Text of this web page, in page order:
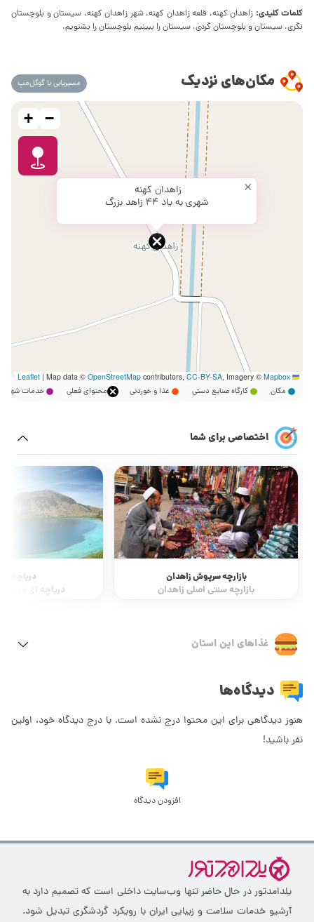
کلمات کلیدی: زاهدان کهنه، قلعه زاهدان کهنه، شهر زاهدان کهنه، سیستان و بلوچستان
نگری، سیستان و بلوچستان گردی، سیستان را ببینیم بلوچستان را بشنویم،
مکان‌های نزدیک مسیریابی با گوگل‌مپ
زاهدان کهنه
شهری به یاد 44 زاهد بزرگ
×
+ −
Leaflet
| Map data © OpenStreetMapcontributors, CC-BY-SA, Imagery © Mapbox
مکان کارگاه صنایع دستی غذا و خوردنی محتوای فعلی خدمات
اختصاصی برای شما
بازارچه سرپوش زاهدان
بازارچه سنتی اصلی زاهدان
دریاچه سر
دریاچه ای در
غذاهای این استان
دیدگاه‌ها
هنوز دیدگاهی برای این محتوا درج نشده است. با درج دیدگاه خود، اولین
نفر باشید!
افزودن دیدگاه
یلدامدتور در حال حاضر تنها وب‌سایت داخلی است که تصمیم دارد به
آرشیو خدمات سلامت و زیبایی ایران با رویکرد گردشگری تبدیل شود.